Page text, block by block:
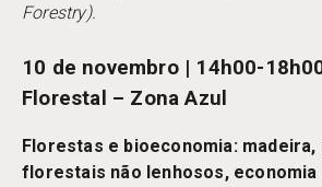
Forestry).
10 de novembro | 14h00-
Florestal – Zona Azul
Florestas e bioeconomia: madeira,
florestais não lenhosos, economia